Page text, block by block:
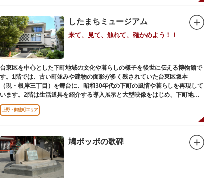
したまちミュージアム
来て、見て、触れて、確かめよう！！
台東区を中心とした下町地域の文化や暮らしの様子を後世に伝える博物館で
す。1階では、古い町並みや建物の面影が多く残されていた台東区坂本
（現・根岸三丁目）を舞台に、昭和30年代の下町の風情や暮らしを再現して
います。2階は生活道具を紹介する導入展示と大型映像をはじめ、下町地域
の歴史や出来事をたどることのできる資料を展示しています。また3階には
企画展示室と、道具や玩具を体験し、調べることができるしたまち情報コー
上野・御徒町エリア
鳩ポッポの歌碑